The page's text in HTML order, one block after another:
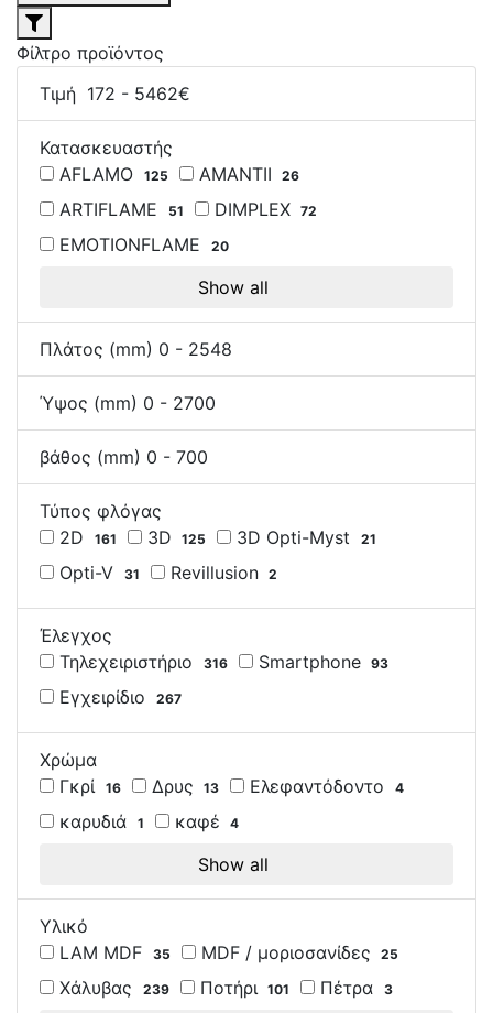
Φίλτρο προϊόντος
Τιμή 172 - 5462€
Κατασκευαστής
AFLAMO
125 AMANTII 26
ARTIFLAME 51 DIMPLEX 72
EMOTIONFLAME 20
Show all
Πλάτος (mm) 0 - 2548
Ύψος (mm) 0 - 2700
βάθος (mm) 0 - 700
Τύπος φλόγας
2D
161 3D 125 3D Opti-Myst 21
Opti-V 31 Revillusion 2
Έλεγχος
Τηλεχειριστήριο
316 Smartphone 93
Εγχειρίδιο 267
Χρώμα
Γκρί
16 Δρυς 13 Ελεφαντόδοντο 4
καρυδιά 1 καφέ 4
Show all
Υλικό
LAM MDF
35 MDF / μοριοσανίδες 25
Χάλυβας 239 Ποτήρι 101 Πέτρα 3